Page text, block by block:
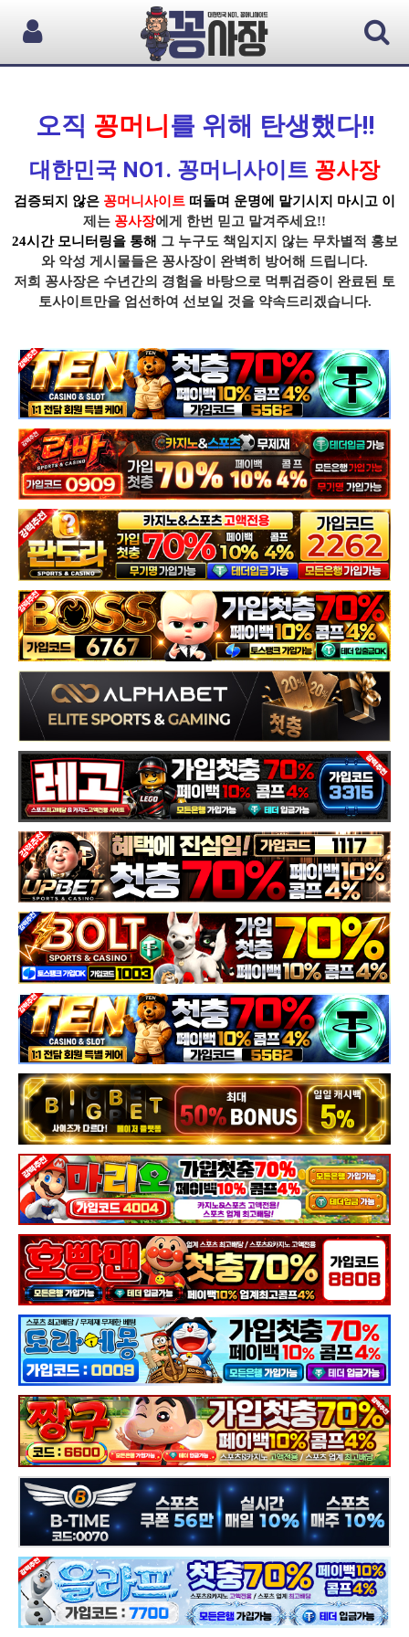
오직 꽁머니를 위해 탄생했다!!
대한민국 NO1. 꽁머니사이트 꽁사장
검증되지 않은 꽁머니사이트 떠돌며 운명에 맡기시지 마시고 이
제는 꽁사장에게 한번 믿고 맡겨주세요!!
24시간 모니터링을 통해 그 누구도 책임지지 않는 무차별적 홍보
와 악성 게시물들은 꽁사장이 완벽히 방어해 드립니다.
저희 꽁사장은 수년간의 경험을 바탕으로 먹튀 검증이
완료된 토
토사이트만을 엄선하여 선보일 것을 약속드리겠습니다.